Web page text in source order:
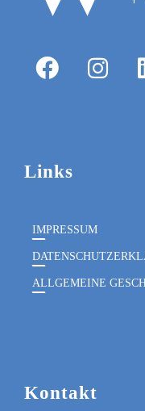
Links
IMPRESSUM
ALLGEMEINE
Kontakt